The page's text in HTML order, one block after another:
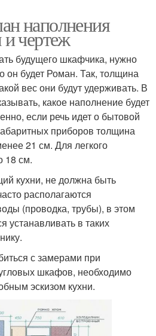
наполнения
чертеж
будущего шкафчика, нужно
он будет Роман. Так, толщина
вес они будут удерживать. В
какое наполнение будет
если речь идет о бытовой
приборов толщина
21 см. Для легкого
18 см.
кухни, не должна быть
располагаются
(проводка, трубы), в этом
устанавливать в таких
с замерами при
шкафов, необходимо
эскизом кухни.